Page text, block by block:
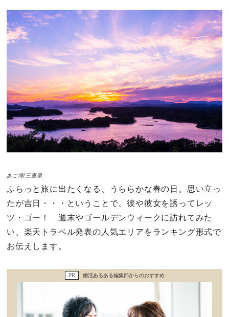
あるある
その他
ドキドキ
仕事とキャリア
特集
ファッション・美容
グルメ
趣味・旅行
セックスライフ
あご湾/三重県
ふらっと旅に出たくなる、うららかな春の日。思い立っ
たが吉日・・・ということで、彼や彼女を誘ってレッ
ツ・ゴー！ 週末やゴールデンウィークに訪れてみた
い、楽天トラベル発表の人気エリアをランキング形式で
お伝えします。
PR 婚活あるある編集部からのおすすめ